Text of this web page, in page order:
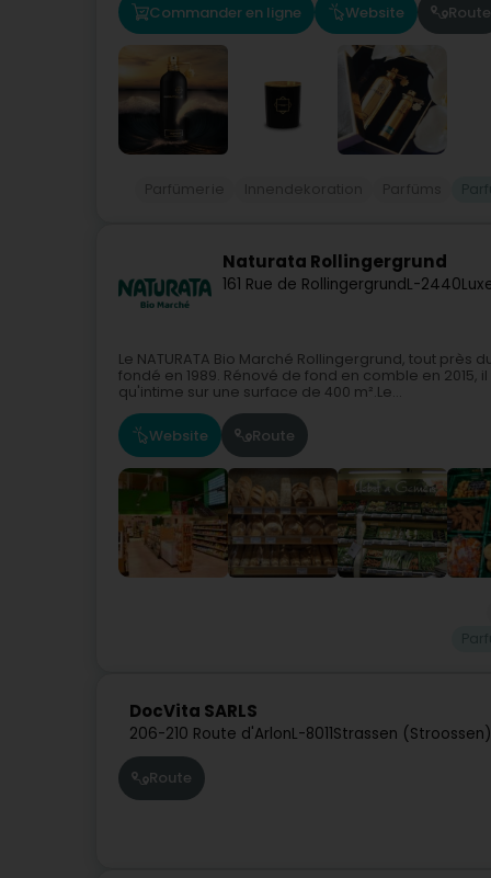
Commander en ligne Website Route
Naturata Rollingergrund
161 Rue de RollingergrundL-2440
Le NATURATA Bio Marché Rollingergrund, tout
fondé en 1989. Rénové de fond en comble en
qu'intime sur une surface de 400 m².Le...
Website Route
DocVita SARLS
206-210 Route d'ArlonL-8011Strassen (Stroossen)
Route